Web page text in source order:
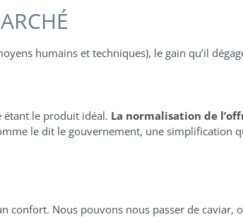
humains et techniques), le gain qu’il
étant le produit idéal. La normalisation de
le dit le gouvernement, une
confort. Nous pouvons nous passer de